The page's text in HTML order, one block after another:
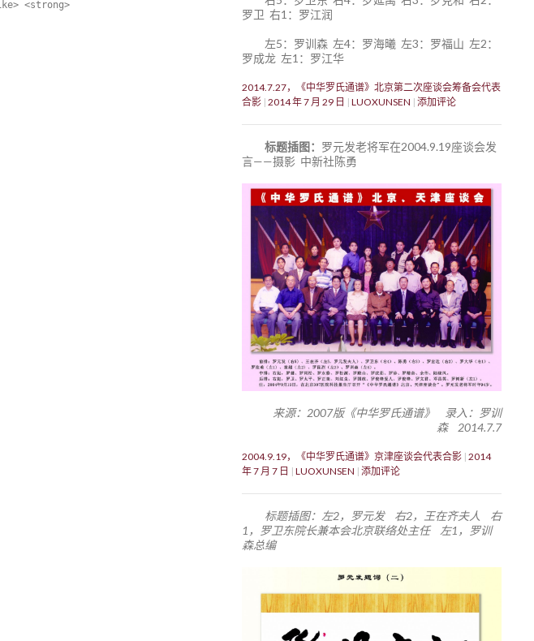
<strong>
罗卫 右1：罗江润
左5：罗训森 左4：罗海曦 左3：罗福山 左2：
罗成龙 左1：罗江华
2014.7.27，《中华罗氏通谱》北京第二次座谈会筹备会代表
合影 2014 年 7 月 29 日 LUOXUNSEN 添加评论
标题插图： 罗元发老将军在2004.9.19座谈会发
言——摄影 中新社陈勇
来源：2007版《中华罗氏通谱》 录入：罗训
森 2014.7.7
2004.9.19，《中华罗氏通谱》京津座谈会代表合影 2014
年 7 月 7 日
LUOXUNSEN 添加评论
标题插图：左2，罗元发 右2，王在齐夫人 右
1，罗卫东院长兼本会北京联络处主任 左1，罗训
森总编